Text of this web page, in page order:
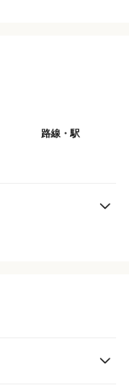
路線・駅